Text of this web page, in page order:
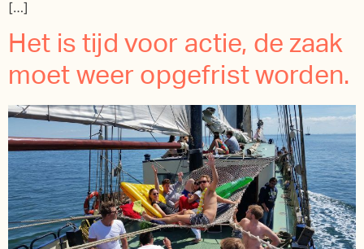
[…]
Het is tijd voor actie, de zaak
moet weer opgefrist worden.